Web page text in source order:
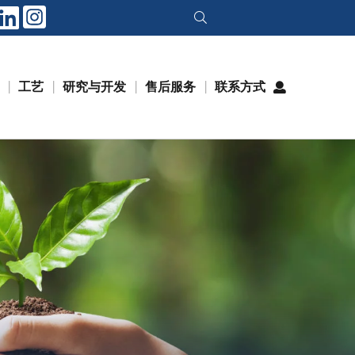
工艺 研究与开发 售后服务 联系方式